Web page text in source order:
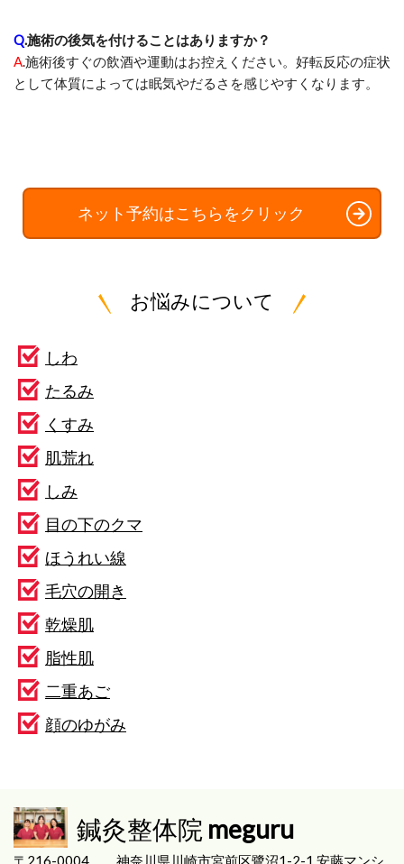
Q.施術の後気を付けることはありますか？
A.施術後すぐの飲酒や運動はお控えください。好転反応の症状
として体質によっては眠気やだるさを感じやすくなります。
ネット予約はこちらをクリック
お悩みについて
しわ
たるみ
くすみ
肌荒れ
しみ
目の下のクマ
ほうれい線
毛穴の開き
乾燥肌
脂性肌
二重あご
顔のゆがみ
鍼灸整体院 meguru
〒216-0004 神奈川県川崎市宮前区鷺沼1-2-1 安藤マンシ